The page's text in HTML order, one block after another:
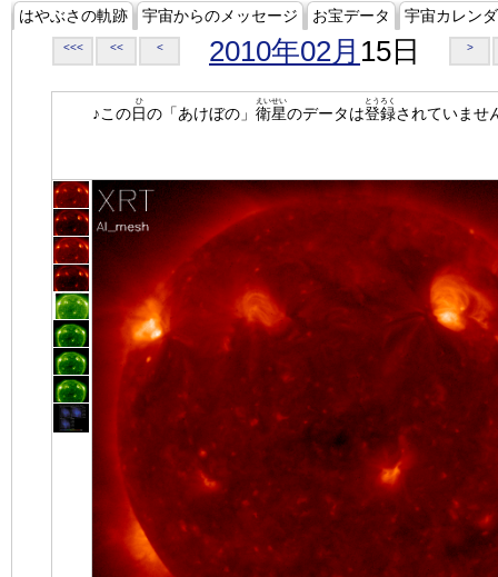
はやぶさの軌跡 宇宙からのメッセージ お宝データ 宇宙カレン
<<< << < 2010年02月 15日 >
♪この日
ひ
の「あけぼの」 衛星
えいせい
のデータは登録
とうろく
されていませ